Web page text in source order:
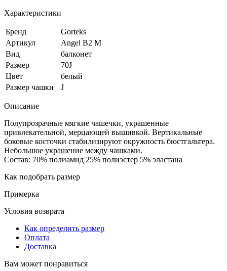
Характеристики
Бренд
Gorteks
Артикул
Angel B2 M
Вид
балконет
Размер
70J
Цвет
белый
Размер чашки
J
Описание
Полупрозрачные мягкие чашечки, украшенные
привлекательной, мерцающей вышивкой. Вертикальные
боковые косточки стабилизируют окружность бюстгальтера.
Небольшое украшение между чашками.
Состав: 70% полиамид 25% полиэстер 5% эластана
Как подобрать размер
Примерка
Условия возврата
Как определить размер
Оплата
Доставка
Вам может понравиться